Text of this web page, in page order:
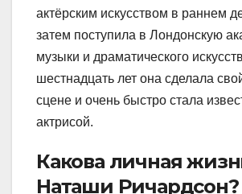
актёрским искусством в раннем
затем поступила в Лондонскую
музыки и драматического
шестнадцать лет она сделала
сцене и очень быстро стала
актрисой.
Какова личная
Наташи Ричардсон?